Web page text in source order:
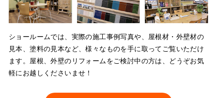
ショールームでは、実際の施工事例写真や、屋根材・外壁材の
見本、塗料の見本など、様々なものを手に取ってご覧いただけ
ます。屋根、外壁のリフォームをご検討中の方は、どうぞお気
軽にお越しくださいませ！